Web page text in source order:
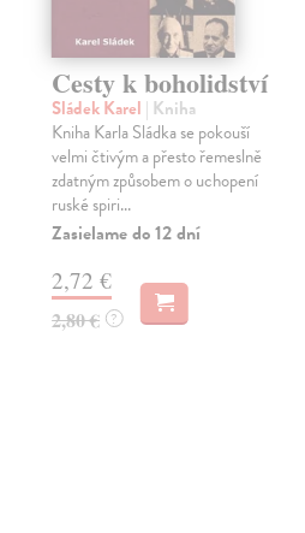
Cesty k boholidství
Sládek Karel | Kniha
Kniha Karla Sládka se pokouší
velmi čtivým a přesto řemeslně
zdatným způsobem o uchopení
ruské spiri...
Zasielame do 12 dní
2,72 €
2,80 € ?